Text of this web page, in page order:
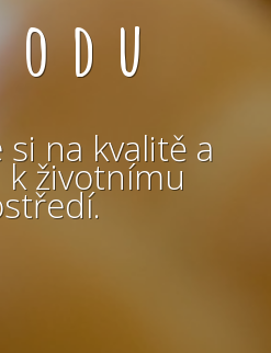
na kvalitě a
životnímu